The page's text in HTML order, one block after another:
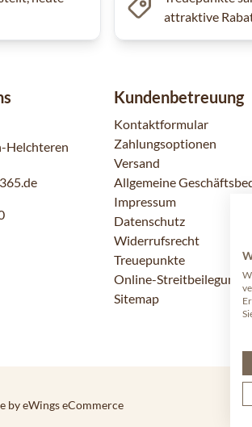
attraktive
Helchteren
Kundenbetreuung
Kontaktformular
Zahlungsoptionen
Versand
Allgemeine
Impressum
Datenschutz
Widerrufsrecht
Treuepunkte
Online-Streitbeilegung
Sitemap
by eWings eCommerce